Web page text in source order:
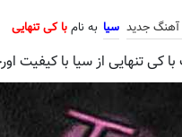
آهنگ جدید سیا به نامبا کی تنهایی
کی تنهایی از سیا با کیفیت